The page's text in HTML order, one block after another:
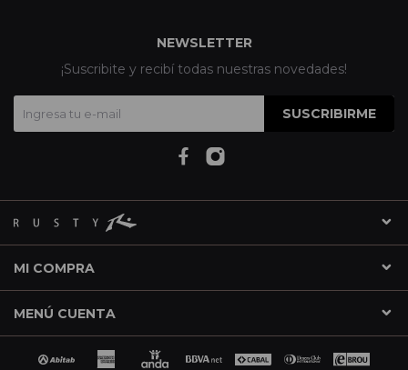
MI COMPRA
MENÚ CUENTA
NEWSLETTER
¡Suscribite y recibí todas nuestras novedades!
SUSCRIBIRME